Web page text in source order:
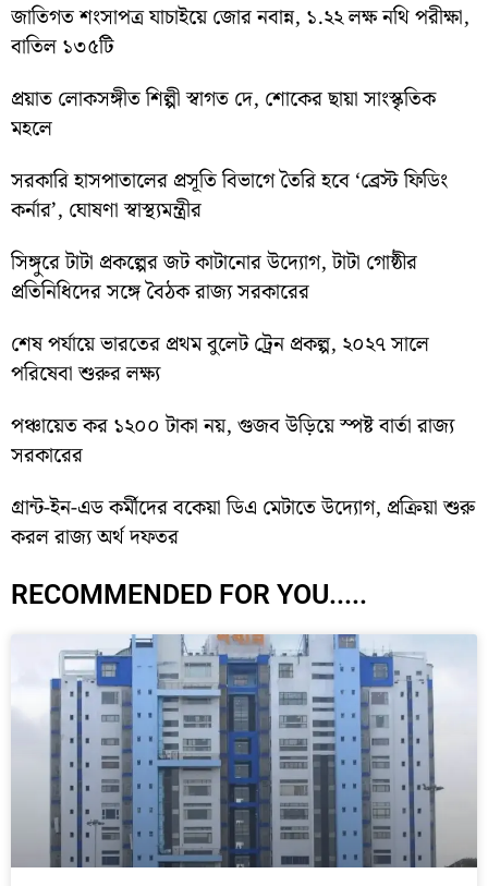
জাতিগত শংসাপত্র যাচাইয়ে জোর নবান্ন, ১.২২ লক্ষ নথি পরীক্ষা,
বাতিল ১৩৫টি
প্রয়াত লোকসঙ্গীত শিল্পী স্বাগত দে, শোকের ছায়া সাংস্কৃতিক
মহলে
সরকারি হাসপাতালের প্রসূতি বিভাগে তৈরি হবে ‘ব্রেস্ট ফিডিং
কর্নার’, ঘোষণা স্বাস্থ্যমন্ত্রীর
সিঙ্গুরে টাটা প্রকল্পের জট কাটানোর উদ্যোগ, টাটা গোষ্ঠীর
প্রতিনিধিদের সঙ্গে বৈঠক রাজ্য সরকারের
শেষ পর্যায়ে ভারতের প্রথম বুলেট ট্রেন প্রকল্প, ২০২৭ সালে
পরিষেবা শুরুর লক্ষ্য
পঞ্চায়েত কর ১২০০ টাকা নয়, গুজব উড়িয়ে স্পষ্ট বার্তা রাজ্য
সরকারের
গ্রান্ট-ইন-এড কর্মীদের বকেয়া ডিএ মেটাতে উদ্যোগ, প্রক্রিয়া শুরু
করল রাজ্য অর্থ দফতর
RECOMMENDED FOR YOU.....